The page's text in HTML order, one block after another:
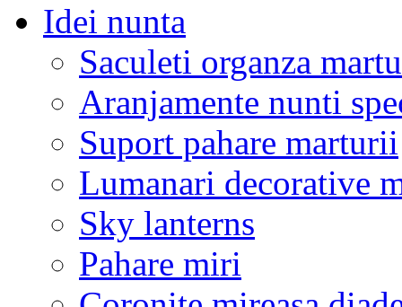
Idei nunta
Saculeti organza
Aranjamente nunti
Suport pahare marturii
Lumanari decorative
Sky lanterns
Pahare miri